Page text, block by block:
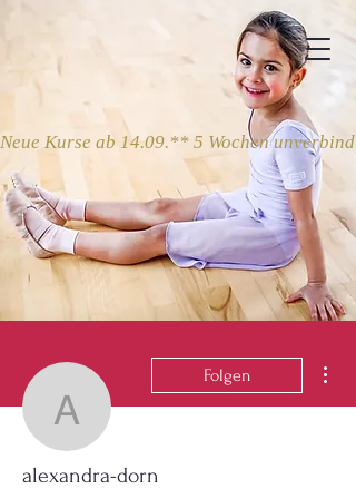
Neue Kurse ab 14.09.** 5 Wochen
alexandra-dorn
Folgen
alexandra-dorn